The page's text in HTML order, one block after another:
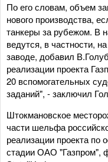
По его словам, объем
нового производства,
танкеры за рубежом. В
ведутся, в частности,
заводе, добавил
реализации проекта
20 вспомогательных
заданий", - заключил
Штокмановское
части шельфа
реализации проекта по
стадии ОАО "Газпром",